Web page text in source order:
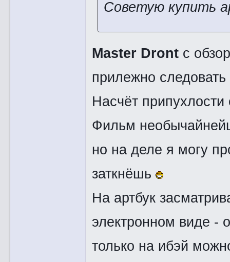
Советую купить
Master Drontс
прилежно
Насчёт припухлости
Фильм
но на деле я могу
заткнёшь
На артбук
электронном виде -
только на ибэй